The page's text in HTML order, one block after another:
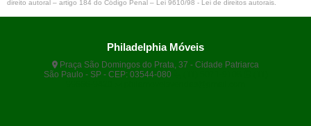
direito autoral – artigo 184 do Código Penal – Lei 9610/98 - Lei de direitos autorais.
Philadelphia Móveis
Praça São Domingos do Prata, 37 - Cidade Patriarca
São Paulo - SP - CEP: 03544-080